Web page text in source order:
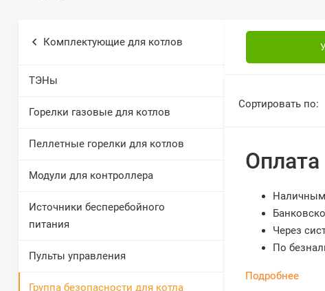
Комплектующие для котлов
ТЭНы
Горелки газовые для котлов
Пеллетные горелки для котлов
Модули для контроллера
Источники бесперебойного
питания
Пульты управления
Группа безопасности для котла
Сортировать по:
Оплата
Через
По
Подробнее